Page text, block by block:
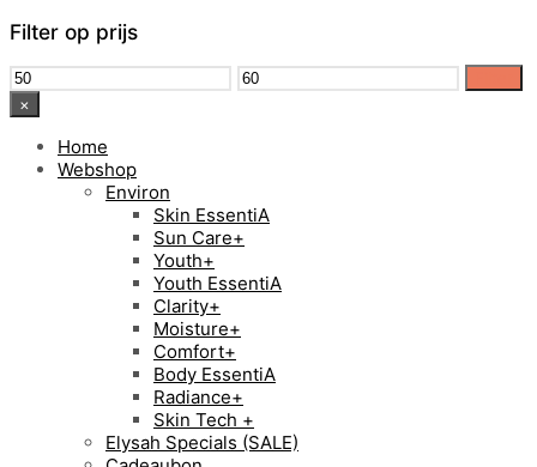
Filter op prijs
Min.
prijs
Max.
prijs
×
Home
Webshop
Environ
Skin EssentiA
Sun Care+
Youth+
Youth EssentiA
Clarity+
Moisture+
Comfort+
Body EssentiA
Radiance+
Skin Tech +
Elysah Specials (SALE)